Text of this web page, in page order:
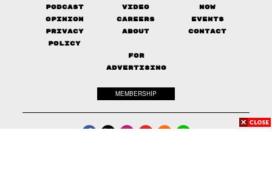
Podcast
Video
Now
Opinion
Careers
Events
Privacy
Policy
About Contact
FOR
ADVERTISING
MEMBERSHIP